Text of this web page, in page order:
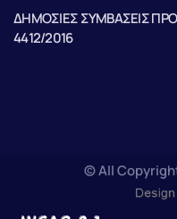
ΔΗΜΟΣΙΕΣ ΣΥΜΒΑΣΕΙΣ
4412/2016
© All